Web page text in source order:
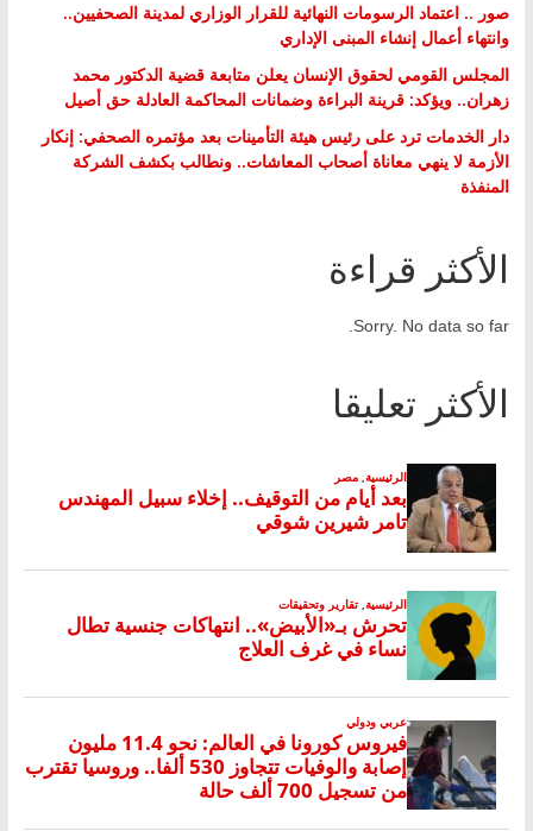
صور .. اعتماد الرسومات النهائية للقرار الوزاري لمدينة الصحفيين..
وانتهاء أعمال إنشاء المبنى الإداري
المجلس القومي لحقوق الإنسان يعلن متابعة قضية الدكتور محمد
زهران.. ويؤكد: قرينة البراءة وضمانات المحاكمة العادلة حق أصيل
دار الخدمات ترد على رئيس هيئة التأمينات بعد مؤتمره الصحفي: إنكار
الأزمة لا ينهي معاناة أصحاب المعاشات.. ونطالب بكشف الشركة
المنفذة
الأكثر قراءة
Sorry. No data so far.
الأكثر تعليقا